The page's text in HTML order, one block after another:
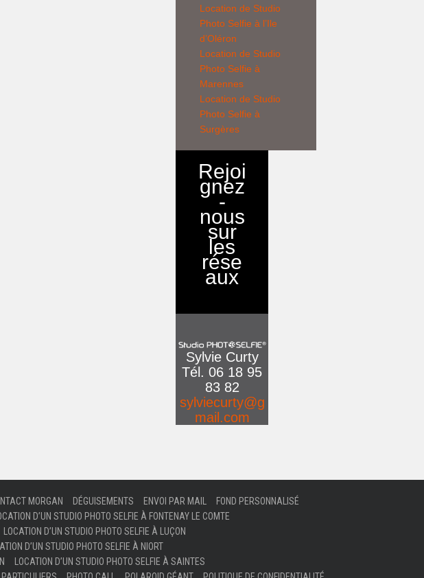
Location de Studio
Photo Selfie à l’Ile
d’Oléron
Location de Studio
Photo Selfie à
Marennes
Location de Studio
Photo Selfie à
Surgères
Rejoi
gnez
-
nous
sur
les
rése
aux
Sylvie Curty
Tél. 06 18 95
83 82
sylviecurty@g
mail.com
MORGAN DÉGUISEMENTS ENVOI PAR MAIL
FOND PERSONNALISÉ
D’UN STUDIO PHOTO SELFIE À FONTENAY LE COMTE
LOCATION D’UN STUDIO PHOTO SELFIE À LUÇON
D’UN STUDIO PHOTO SELFIE À NIORT
LOCATION D’UN STUDIO PHOTO SELFIE À SAINTES